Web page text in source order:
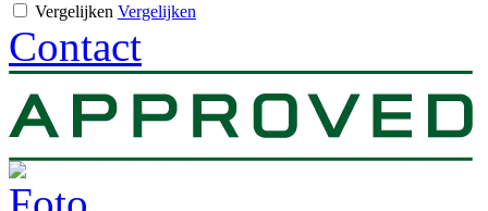
Vergelijken Vergelijken
Contact